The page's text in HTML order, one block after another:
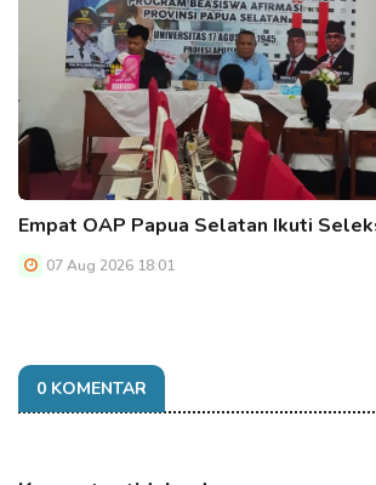
Empat OAP Papua Selatan Ikuti
07 Aug 2026 18:01
0 KOMENTAR